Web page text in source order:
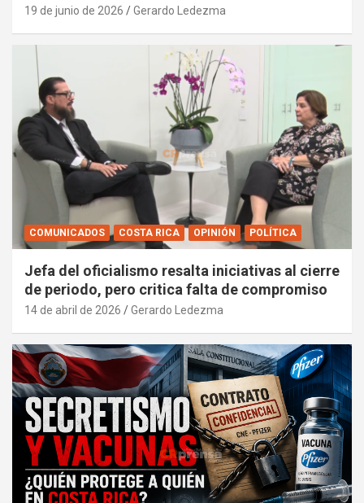
19 de junio de 2026 Gerardo Ledezma
COMUNICADOS COSTA RICA OPINIÓN POLÍTICA
Jefa del oficialismo resalta iniciativas al cierre
de periodo, pero critica falta de compromiso
14 de abril de 2026 Gerardo Ledezma